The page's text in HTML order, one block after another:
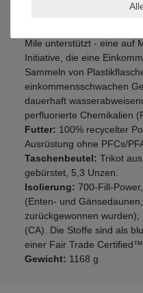
Mile unterstützt - eine auf
Initiative, die eine
Sammeln von
einkommensschwachen
dauerhaft
perfluorierte Chemikalien
Futter: 100% recycelter
Ausrüstung ohne PFCs/
Taschenbeutel: Trikot
gebürstet, 5,3 Unzen.
Isolierung: 700-Fill-
(Enten- und
zurückgewonnen wurden);
(CA). Die Stoffe sind als
einer Fair Trade
Gewicht: 1168 g